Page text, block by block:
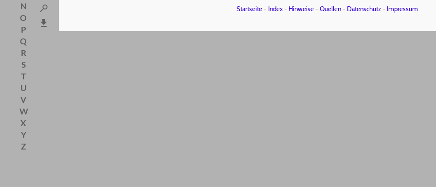
N
O
P
Q
R
S
T
U
V
W
X
Y
Z
Startseite- Index- Hinweise- Quellen- Datenschutz- Impressum